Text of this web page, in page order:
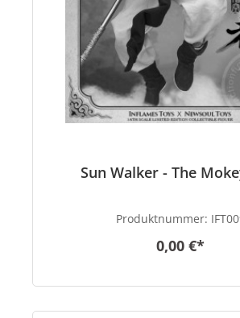
Sun Walker - The
Produktnummer:
0,00 €*